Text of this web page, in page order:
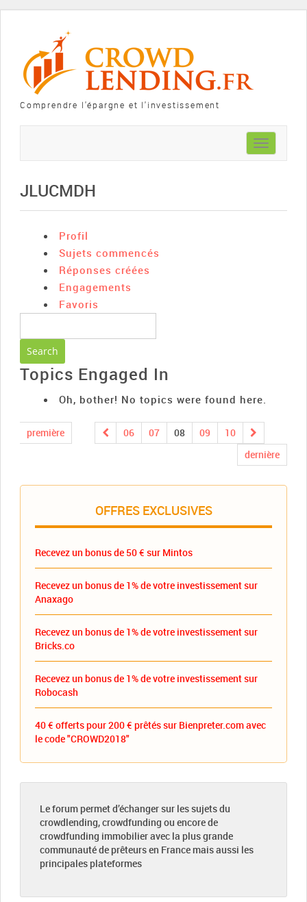
Comprendre l'épargne et l'investissement
Toggle
navigation
JLUCMDH
Profil
Sujets commencés
Réponses créées
Engagements
Favoris
Topics Engaged In
Oh, bother! No topics were found here.
première 06 07 08 09
10
dernière
OFFRES EXCLUSIVES
Recevez un bonus de 50 € sur Mintos
Recevez un bonus de 1% de votre investissement sur
Anaxago
Recevez un bonus de 1% de votre investissement sur
Bricks.co
Recevez un bonus de 1% de votre investissement sur
Robocash
40 € offerts pour 200 € prêtés sur Bienpreter.com avec
le code "CROWD2018"
Le forum permet d’échanger sur les sujets du
crowdlending, crowdfunding ou encore de
crowdfunding immobilier avec la plus grande
communauté de prêteurs en France mais aussi les
principales plateformes